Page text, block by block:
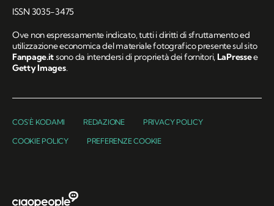
ISSN 3035-3475
Ove non espressamente indicato, tutti i diritti di sfruttamento ed
utilizzazione economica del materiale fotografico presente sul sito
Fanpage.itsono da intendersi di proprietà dei fornitori,LaPressee
Getty Images.
COS'È KODAMI REDAZIONE PRIVACY POLICY
COOKIE POLICY PREFERENZE COOKIE